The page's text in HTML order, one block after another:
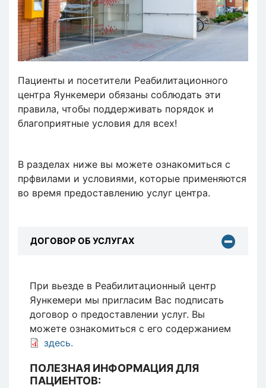
Пациенты и посетители Реабилитационного
центра Яункемери обязаны соблюдать эти
правила, чтобы поддерживать порядок и
благоприятные условия для всех!
В разделах ниже вы можете ознакомиться с
прфвилами и условиями, которые применяются
во время предоставлению услуг центра.
ДОГОВОР ОБ УСЛУГАХ
При вьезде в Реабилитационный центр
Яункемери мы пригласим Вас подписать
договор о предоставлении услуг. Вы
можете ознакомиться с его содержанием
здесь.
ПОЛЕЗНАЯ ИНФОРМАЦИЯ ДЛЯ
ПАЦИЕНТОВ: